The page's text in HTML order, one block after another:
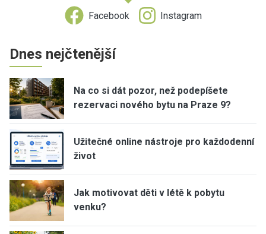
Facebook Instagram
Dnes nejčtenější
Na co si dát pozor, než podepíšete
rezervaci nového bytu na Praze 9?
Užitečné online nástroje pro každodenní
život
Jak motivovat děti v létě k pobytu
venku?